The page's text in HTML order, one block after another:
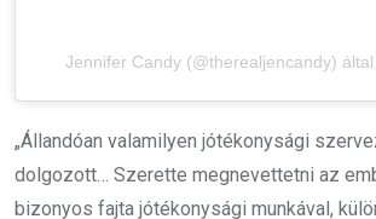
Jennifer Candy (@therealjencandy) által
„Állandóan valamilyen jótékonysági
dolgozott… Szerette megnevettetni az
bizonyos fajta jótékonysági munkával,